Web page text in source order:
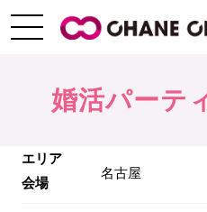
婚活パーテ
エリア
会場
名古屋